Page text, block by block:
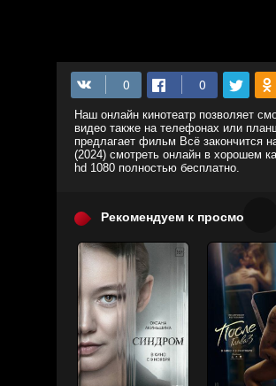
Наш онлайн кинотеатр позволяет
видео также на телефонах или
предлагает фильм Всё закончится
(2024) смотреть онлайн в хорошем
hd 1080 полностью бесплатно.
Рекомендуем к просмотру: